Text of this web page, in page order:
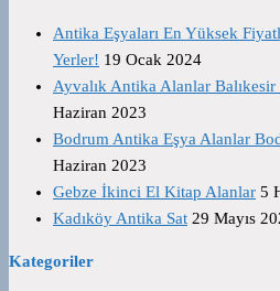
Antika Eşyaları En Yüksek
Yerler! 19 Ocak 2024
Ayvalık Antika Alanlar Balıkesir
Haziran 2023
Bodrum Antika Eşya Alanlar
Haziran 2023
Gebze İkinci El Kitap Alanlar 5
Kadıköy Antika Sat 29 Mayıs
Kategoriler